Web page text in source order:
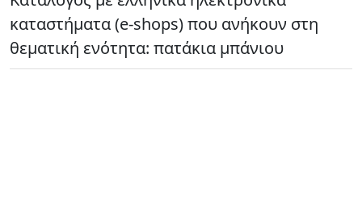
καταστήματα (e-shops) που ανήκουν στη
θεματική ενότητα: πατάκια μπάνιου